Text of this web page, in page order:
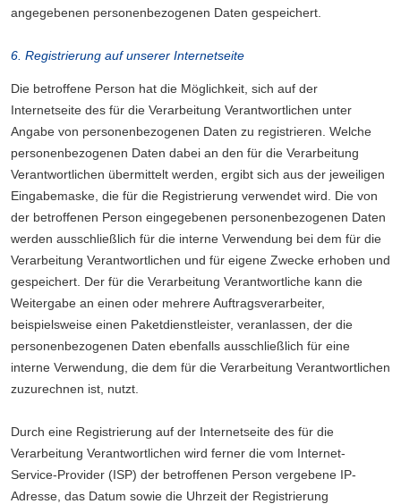
angegebenen personenbezogenen Daten gespeichert.
6. Registrierung auf unserer Internetseite
Die betroffene Person hat die Möglichkeit, sich auf der
Internetseite des für die Verarbeitung Verantwortlichen unter
Angabe von personenbezogenen Daten zu registrieren. Welche
personenbezogenen Daten dabei an den für die Verarbeitung
Verantwortlichen übermittelt werden, ergibt sich aus der jeweiligen
Eingabemaske, die für die Registrierung verwendet wird. Die von
der betroffenen Person eingegebenen personenbezogenen Daten
werden ausschließlich für die interne Verwendung bei dem für die
Verarbeitung Verantwortlichen und für eigene Zwecke erhoben und
gespeichert. Der für die Verarbeitung Verantwortliche kann die
Weitergabe an einen oder mehrere Auftragsverarbeiter,
beispielsweise einen Paketdienstleister, veranlassen, der die
personenbezogenen Daten ebenfalls ausschließlich für eine
interne Verwendung, die dem für die Verarbeitung Verantwortlichen
zuzurechnen ist, nutzt.
Durch eine Registrierung auf der Internetseite des für die
Verarbeitung Verantwortlichen wird ferner die vom Internet-
Service-Provider (ISP) der betroffenen Person vergebene IP-
Adresse, das Datum sowie die Uhrzeit der Registrierung